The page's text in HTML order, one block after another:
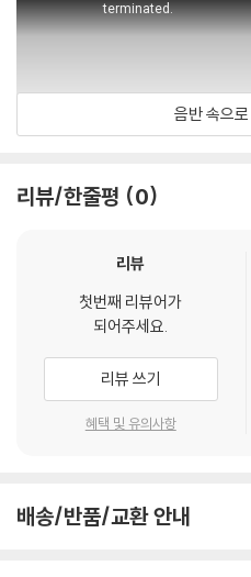
음반 속으
리뷰/한줄평 0
리뷰
첫번째 리뷰어가
되어주세요.
리뷰 쓰기
혜택 및 유의사항
배송/반품/교환 안내